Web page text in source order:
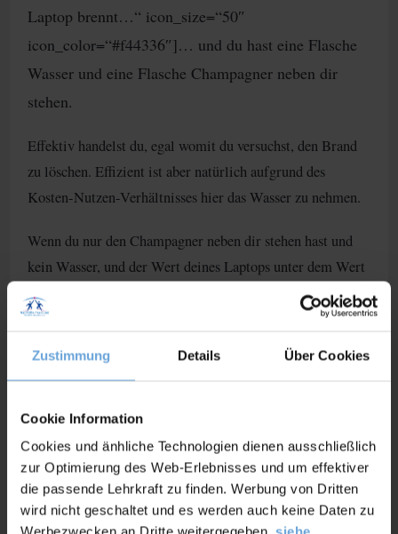
Zustimmung Details Über Cookies
Cookie Information
Cookies und änhliche Technologien dienen ausschließlich
zur Optimierung des Web-Erlebnisses und um effektiver
die passende Lehrkraft zu finden. Werbung von Dritten
wird nicht geschaltet und es werden auch keine Daten zu
Laptop brennt…“ icon_size=“50″
icon_color=“#f44336″]… und du hast eine Flasche
Wasser und eine Flasche Champagner neben dir
stehen.
Effektiv handelst du, egal womit du versuchst, den Brand
zu löschen. Effizient ist aber natürlich aufgrund des
Kosten-Nutzen-Verhältnisses hier das Wasser zu nehmen.
Wenn du nur den Champagner neben dir stehen hast und
kein Wasser, und der Wert deines Laptops unter dem Wert
des Champagners liegt, ist es sogar effizienter, den Laptop
einfach ausbrennen zu lassen.
[/mvc_flip_box]
Kann etwas effektiv und effizient